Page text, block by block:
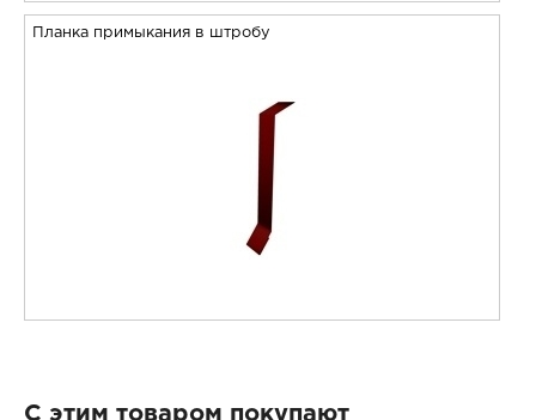
Планка примыкания в штробу
С этим товаром покупают